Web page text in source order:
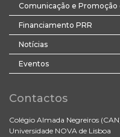
Comunicação e Promoção
Financiamento PRR
Notícias
Eventos
Contactos
Colégio Almada Negreiros
Universidade NOVA de Lisboa